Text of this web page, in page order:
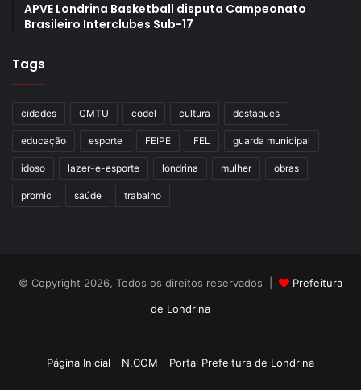
APVE Londrina Basketball disputa Campeonato
Brasileiro Interclubes Sub-17
Tags
cidades CMTU codel cultura destaques
educação esporte FEIPE FEL guarda municipal
idoso lazer-e-esporte londrina mulher obras
promic saúde trabalho
© Copyright 2026, Todos os direitos reservados |
Prefeitura
de Londrina
Página Inicial N.COM Portal Prefeitura de Londrina